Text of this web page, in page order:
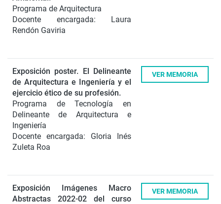
Programa de Arquitectura
Docente encargada: Laura
Rendón Gaviria
Exposición poster. El Delineante
de Arquitectura e Ingeniería y el
ejercicio ético de su profesión.
Programa de Tecnología en
Delineante de Arquitectura e
Ingeniería
Docente encargada: Gloria Inés
Zuleta Roa
VER MEMORIA
Exposición Imágenes Macro
Abstractas 2022-02 del curso
VER MEMORIA